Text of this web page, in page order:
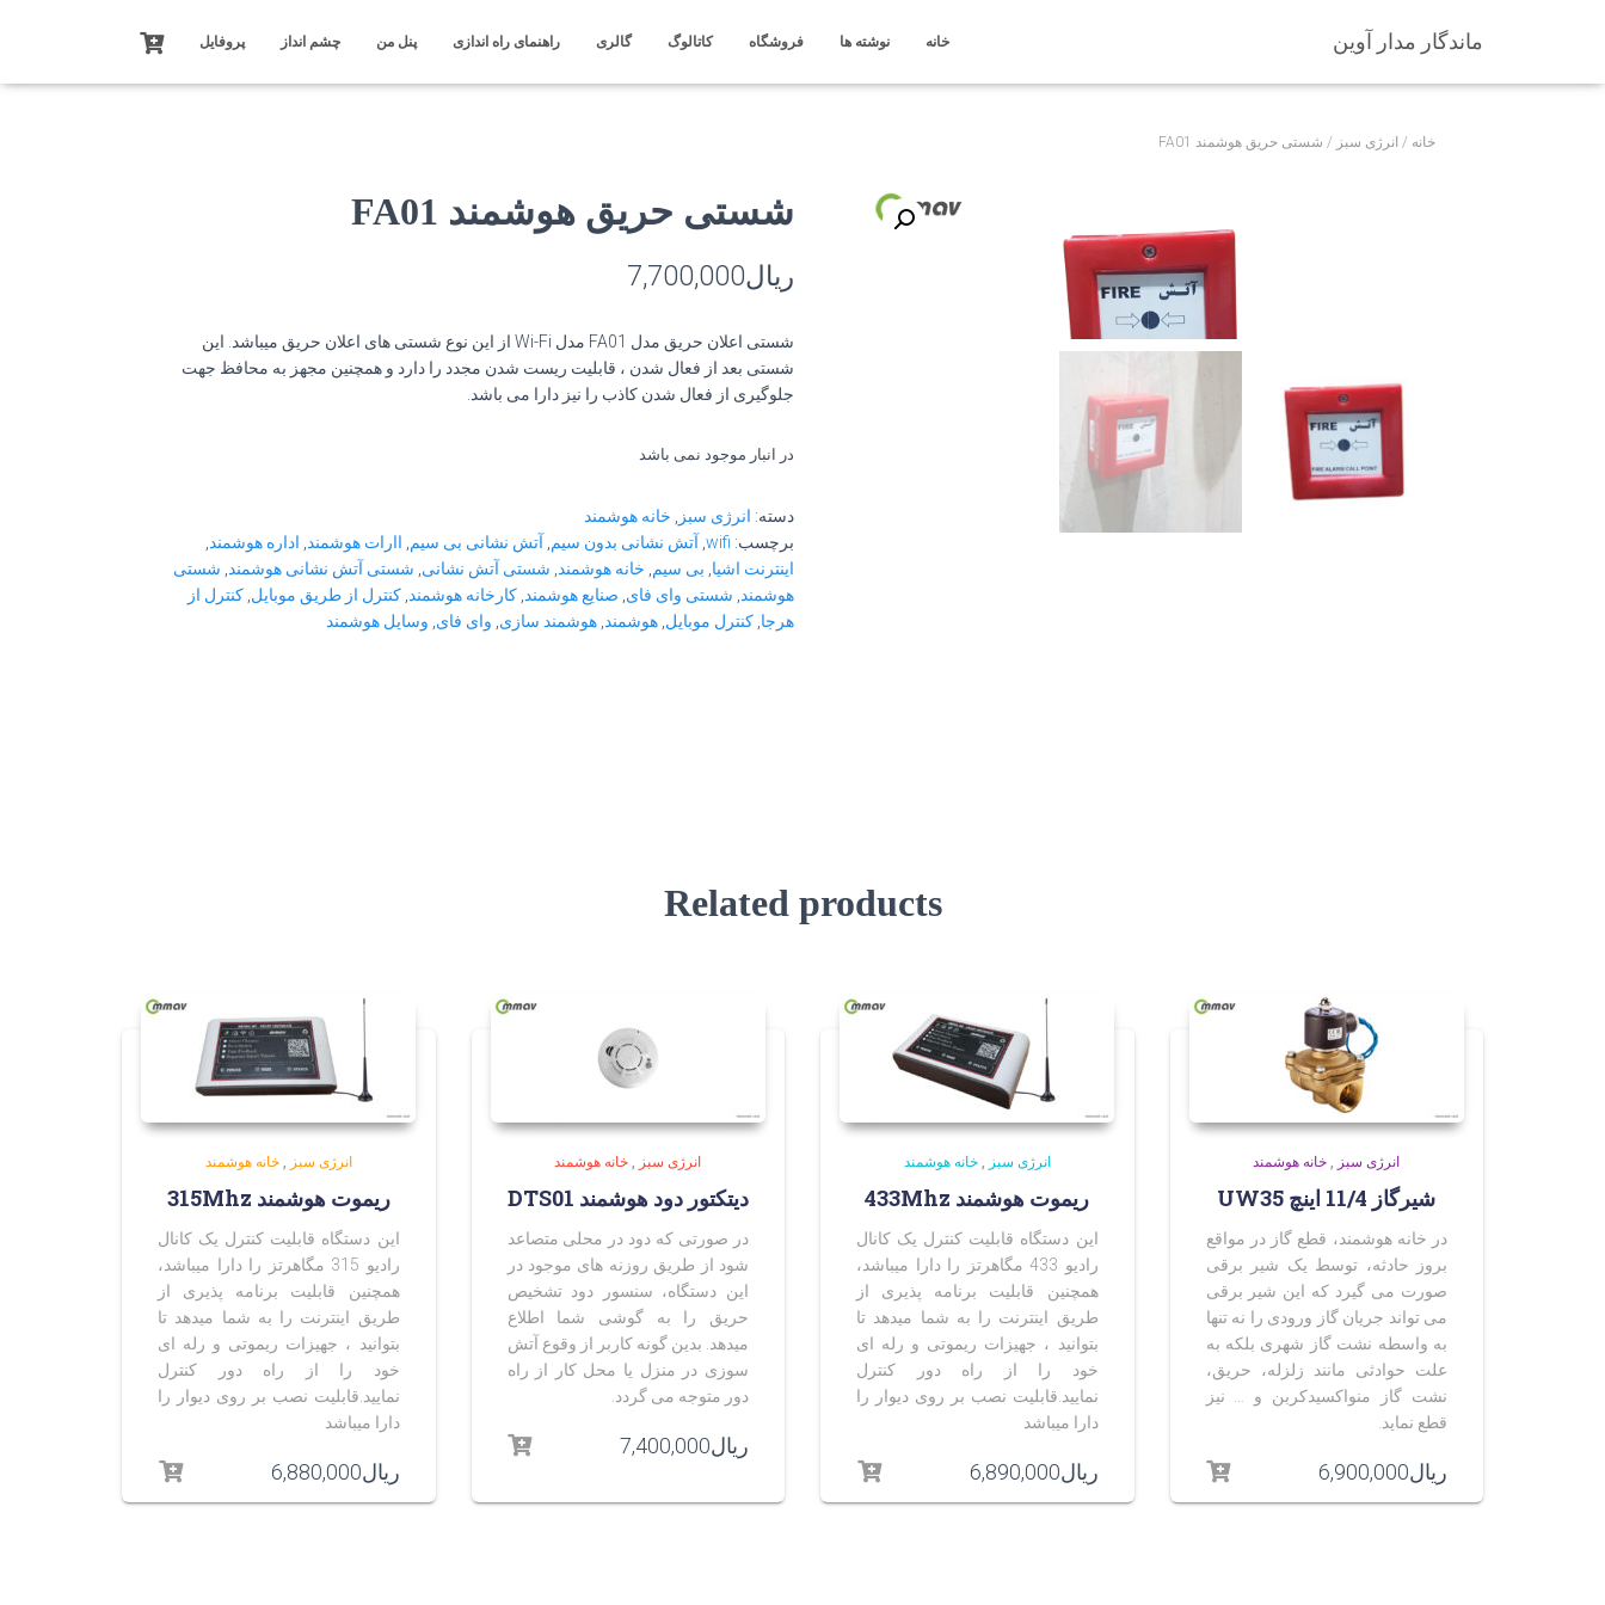
ماندگار مدار آوین خانه نوشته ها فروشگاه کاتالوگ گالری راهنمای راه اندازی پنل من چشم انداز پروفایل
خانه / انرژی سبز / شستی حریق هوشمند FA01
شستی حریق هوشمند FA01
ریال7,700,000
شستی اعلان حریق مدل FA01 مدل Wi-Fi از این نوع شستی های اعلان حریق میباشد. این
شستی بعد از فعال شدن ، قابلیت ریست شدن مجدد را دارد و همچنین مجهز به محافظ جهت
جلوگیری از فعال شدن کاذب را نیز دارا می باشد.
در انبار موجود نمی باشد
دسته: انرژی سبز
خانه هوشمند
برچسب: wifi آتش نشانی بدون سیم آتش نشانی بی سیم اارات هوشمند اداره هوشمند
اینترنت اشیا بی سیم خانه هوشمند شستی آتش نشانی شستی آتش نشانی هوشمند شستی
هوشمند شستی وای فای صنایع هوشمند کارخانه هوشمند کنترل از طریق موبایل کنترل از
هرجا کنترل موبایل هوشمند هوشمند سازی وای فای وسایل هوشمند
Related products
انرژی سبز , خانه هوشمند
شیرگاز 11/4 اینچ UW35
در خانه هوشمند، قطع گاز در مواقع
بروز حادثه، توسط یک شیر برقی
صورت می گیرد که این شیر برقی
می تواند جریان گاز ورودی را نه تنها
به واسطه نشت گاز شهری بلکه به
علت حوادثی مانند زلزله، حریق،
نشت گاز منواکسیدکربن و … نیز
قطع نماید.
ریال6,900,000
انرژی سبز ,خانه هوشمند
ریموت هوشمند 433Mhz
این دستگاه قابلیت کنترل یک کانال
رادیو 433 مگاهرتز را دارا میباشد،
همچنین قابلیت برنامه پذیری از
طریق اینترنت را به شما میدهد تا
بتوانید ، جهیزات ریموتی و رله ای
خود را از راه دور کنترل
نمایید.قابلیت نصب بر روی دیوار را
دارا میباشد
ریال6,890,000
انرژی سبز , خانه هوشمند
دیتکتور دود هوشمند DTS01
در صورتی که دود در محلی متصاعد
شود از طریق روزنه های موجود در
این دستگاه، سنسور دود تشخیص
حریق را به گوشی شما اطلاع
میدهد. بدین گونه کاربر از وقوع آتش
سوزی در منزل یا محل کار از راه
دور متوجه می گردد.
ریال7,400,000
انرژی سبز ,خانه هوشمند
ریموت هوشمند 315Mhz
این دستگاه قابلیت کنترل یک کانال
رادیو 315 مگاهرتز را دارا میباشد،
همچنین قابلیت برنامه پذیری از
طریق اینترنت را به شما میدهد تا
بتوانید ، جهیزات ریموتی و رله ای
خود را از راه دور کنترل
نمایید.قابلیت نصب بر روی دیوار را
دارا میباشد
ریال6,880,000